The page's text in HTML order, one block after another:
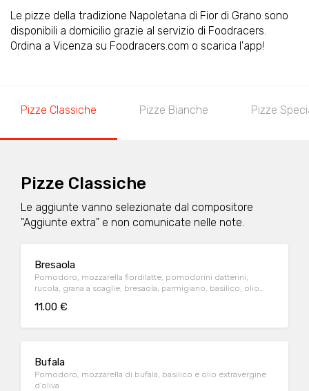
Le pizze della tradizione Napoletana di Fior di Grano sono
disponibili a domicilio grazie al servizio di Foodracers.
Ordina a Vicenza su Foodracers.com o scarica l'app!
Pizze Classiche Pizze Bianche Pizze
Pizze Classiche
Le aggiunte vanno selezionate dal compositore
"Aggiunte extra" e non comunicate nelle note.
Bresaola
Pomodoro, mozzarella fiordilatte, pomodorini datterini,
rucola, grana a scaglie, bresaola, parmigiano, basilico, olio
11.00 €
Bufala
Pomodoro, mozzarella di bufala, basilico e olio extravergine
d'oliva